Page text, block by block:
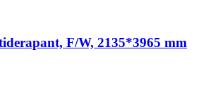
F/W, 2135*3965 mm